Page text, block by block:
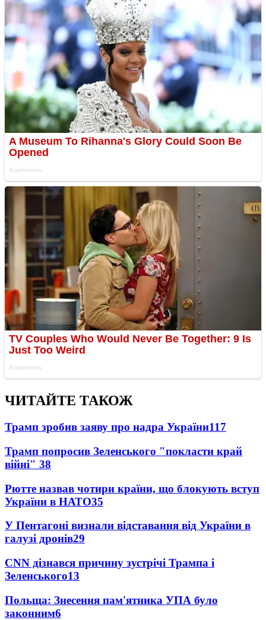
ЧИТАЙТЕ ТАКОЖ
Трамп зробив заяву про надра України117
Трамп попросив Зеленського "покласти край
війні" 38
Рютте назвав чотири країни, що блокують вступ
України в НАТО35
У Пентагоні визнали відставання від України в
галузі дронів29
CNN дізнався причину зустрічі Трампа і
Зеленського13
Польща: Знесення пам'ятника УПА було
законним6